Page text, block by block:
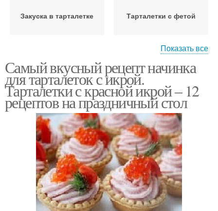
Закуска в тарталетке Тарталетки с фетой
Тарталетки с икрой Начинки в тарталетки
Тарталетки с начинкой
Тарталетки с
крабовыми палочками
Тарталетки с кремом
Показать все
Самый вкусный рецепт начинка
для тарталеток с икрой.
Тарталетки с красной икрой – 12
рецептов на праздничный стол